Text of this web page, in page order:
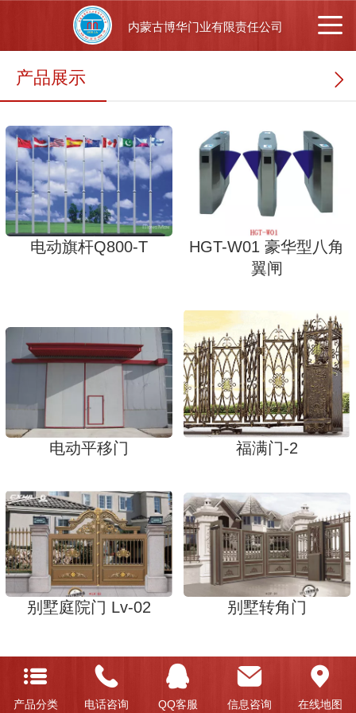
内蒙古博华门业有限责任公司
产品展示
电动旗杆Q800-T
HGT-W01 豪华型八角
翼闸
电动平移门 福满门-2
别墅庭院门 Lv-02 别墅转角门
产品分类 电话咨询 QQ客服 信息咨询 在线地图